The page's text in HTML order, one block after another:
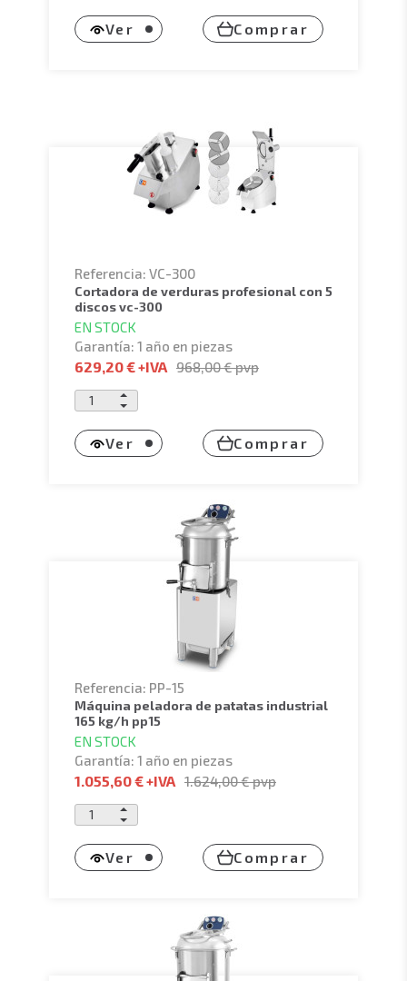
Ver Comprar
Referencia: VC-300
cortadora de verduras profesional con 5
discos vc-300
EN STOCK
Garantía: 1 año en piezas
629,20 €+IVA 968,00 €pvp
Ver Comprar
Referencia: PP-15
máquina peladora de patatas industrial
165 kg/h pp15
EN STOCK
Garantía: 1 año en piezas
1.055,60 €+IVA 1.624,00 €pvp
Ver Comprar